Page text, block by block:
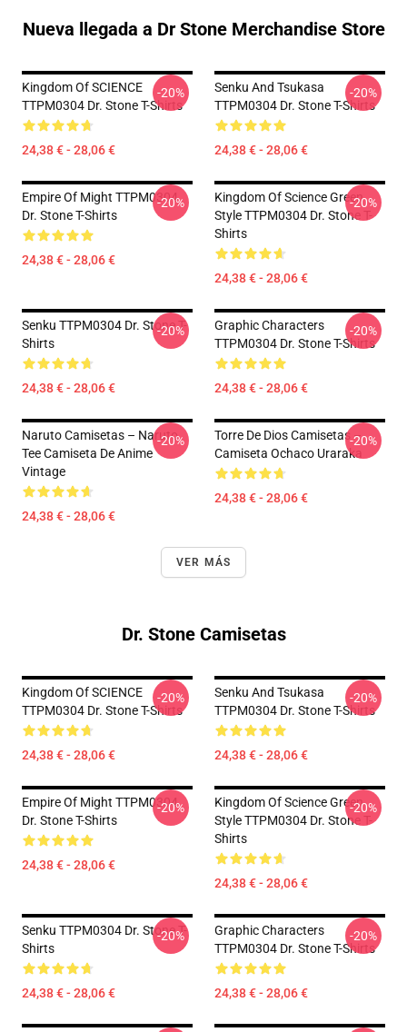
Nueva llegada a Dr Stone Merchandise Store
Kingdom Of SCIENCE
TTPM0304 Dr. Stone T-Shirts
24,38 € - 28,06 €
-20%
Senku And Tsukasa
TTPM0304 Dr. Stone T-Shirts
24,38 € - 28,06 €
-20%
Empire Of Might TTPM0304
Dr. Stone T-Shirts
24,38 € - 28,06 €
-20%
Kingdom Of Science Green
Style TTPM0304 Dr. Stone T-
Shirts
24,38 € - 28,06 €
-20%
Senku TTPM0304 Dr. Stone T-
Shirts
24,38 € - 28,06 €
-20%
Graphic Characters
TTPM0304 Dr. Stone T-Shirts
24,38 € - 28,06 €
-20%
Naruto Camisetas – Naruto
Tee Camiseta De Anime
Vintage
24,38 € - 28,06 €
-20%
Torre De Dios Camisetas –
Camiseta Ochaco Uraraka
24,38 € - 28,06 €
-20%
VER MÁS
Dr. Stone Camisetas
Kingdom Of SCIENCE
TTPM0304 Dr. Stone T-Shirts
24,38 € - 28,06 €
-20%
Senku And Tsukasa
TTPM0304 Dr. Stone T-Shirts
24,38 € - 28,06 €
-20%
Empire Of Might TTPM0304
Dr. Stone T-Shirts
24,38 € - 28,06 €
-20%
Kingdom Of Science Green
Style TTPM0304 Dr. Stone T-
Shirts
24,38 € - 28,06 €
-20%
Senku TTPM0304 Dr. Stone T-
Shirts
24,38 € - 28,06 €
-20%
Graphic Characters
TTPM0304 Dr. Stone T-Shirts
24,38 € - 28,06 €
-20%